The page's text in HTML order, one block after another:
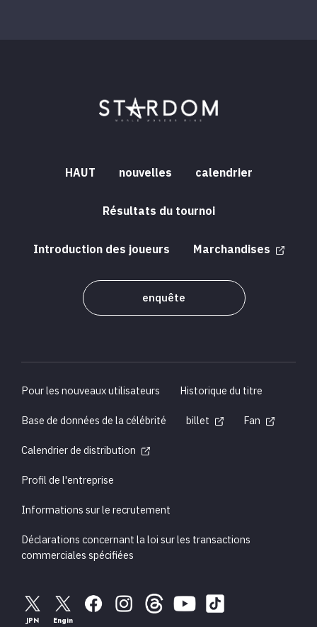
HAUT nouvelles calendrier
Résultats du tournoi
Introduction des joueurs Marchandises
enquête
Pour les nouveaux utilisateurs
Historique du titre
Base de données de la célébrité
billet
Fan
Calendrier de distribution
Profil de l'entreprise
Informations sur le recrutement
Déclarations concernant la loi sur les transactions
commerciales spécifiées
JPN Engin